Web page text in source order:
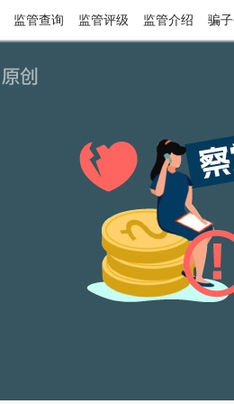
监管查询 监管评级 监管介绍 骗